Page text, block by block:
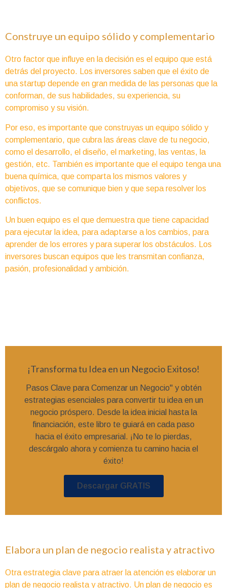
Construye un equipo sólido y complementario
Otro factor que influye en la decisión es el equipo que está
detrás del proyecto. Los inversores saben que el éxito de
una startup depende en gran medida de las personas que la
conforman, de sus habilidades, su experiencia, su
compromiso y su visión.
Por eso, es importante que construyas un equipo sólido y
complementario, que cubra las áreas clave de tu negocio,
como el desarrollo, el diseño, el marketing, las ventas, la
gestión, etc. También es importante que el equipo tenga una
buena química, que comparta los mismos valores y
objetivos, que se comunique bien y que sepa resolver los
conflictos.
Un buen equipo es el que demuestra que tiene capacidad
para ejecutar la idea, para adaptarse a los cambios, para
aprender de los errores y para superar los obstáculos. Los
inversores buscan equipos que les transmitan confianza,
pasión, profesionalidad y ambición.
¡Transforma tu Idea en un Negocio Exitoso!
Pasos Clave para Comenzar un Negocio" y obtén
estrategias esenciales para convertir tu idea en un
negocio próspero. Desde la idea inicial hasta la
financiación, este libro te guiará en cada paso
hacia el éxito empresarial. ¡No te lo pierdas,
descárgalo ahora y comienza tu camino hacia el
éxito!
Descargar GRATIS
Elabora un plan de negocio realista y atractivo
Otra estrategia clave para atraer la atención es elaborar un
plan de negocio realista y atractivo. Un plan de negocio es